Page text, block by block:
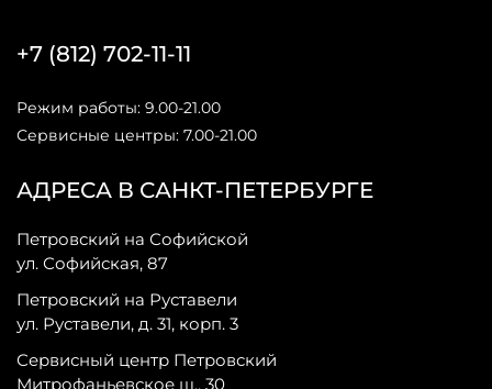
АДРЕСА В САНКТ-ПЕТЕРБУРГЕ
Петровский на Софийской
ул. Софийская, 87
Петровский на Руставели
ул. Руставели, д. 31, корп. 3
Сервисный центр Петровский
Митрофаньевское ш., 30
+7 (812) 702-11-11
Режим работы: 9.00-21.00
Сервисные центры: 7.00-21.00